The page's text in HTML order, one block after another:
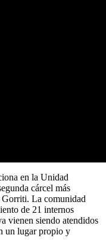
en la Unidad
cárcel más
Gorriti. La comunidad
de 21 internos
vienen siendo atendidos
un lugar propio y